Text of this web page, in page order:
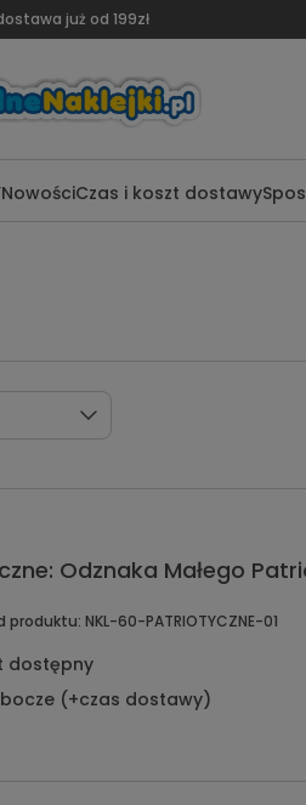
już od 199zł
NowościCzas i koszt dostawy
Odznaka Małego
produktu: NKL-60-PATRIOTYCZNE-01
dostępny
(+czas dostawy)